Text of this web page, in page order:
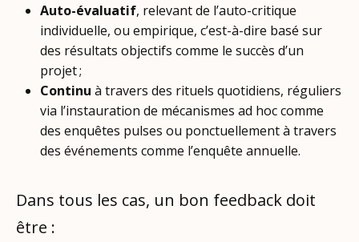
Auto-évaluatif, relevant de l’auto-critique
individuelle, ou empirique, c’est-à-dire basé sur
des résultats objectifs comme le succès d’un
projet ;
Continu à travers des rituels quotidiens, réguliers
via l’instauration de mécanismes ad hoc comme
des enquêtes pulses ou ponctuellement à travers
des événements comme l’enquête annuelle.
Dans tous les cas, un bon feedback doit
être :